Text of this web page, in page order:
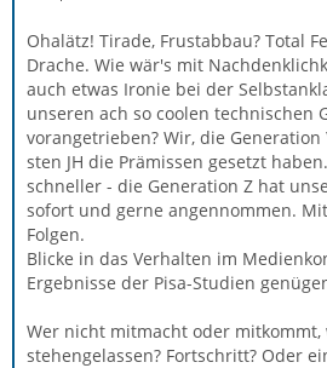
Ohalätz! Tirade, Frustabbau? Total
Drache. Wie wär's mit
auch etwas Ironie bei der
unseren ach so coolen technischen
vorangetrieben? Wir, die
sten JH die Prämissen gesetzt
schneller - die Generation Z hat
sofort und gerne angennommen.
Folgen.
Blicke in das Verhalten im
Ergebnisse der Pisa-Studien
Wer nicht mitmacht oder
stehengelassen? Fortschritt? Oder